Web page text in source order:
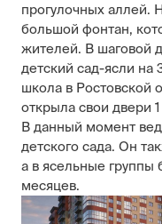
прогулочных аллей.
большой фонтан,
жителей. В шаговой
детский сад-ясли на
школа в Ростовской
открыла свои двери
В данный момент
детского сада. Он
а в ясельные группы
месяцев.